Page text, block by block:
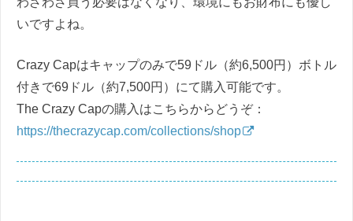
いですよね。
Crazy Capはキャップのみで59ドル（約6,500円）ボトル
付きで69ドル（約7,500円）にて購入可能です。
The Crazy Capの購入はこちらからどうぞ：
https://thecrazycap.com/collections/shop